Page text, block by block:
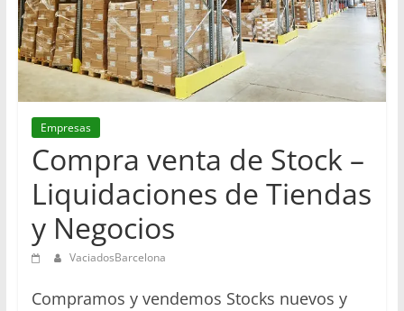
en
Barcelona
Empresas
Compra venta de Stock –
Liquidaciones de Tiendas
y Negocios
VaciadosBarcelona
Compramos y vendemos Stocks nuevos y